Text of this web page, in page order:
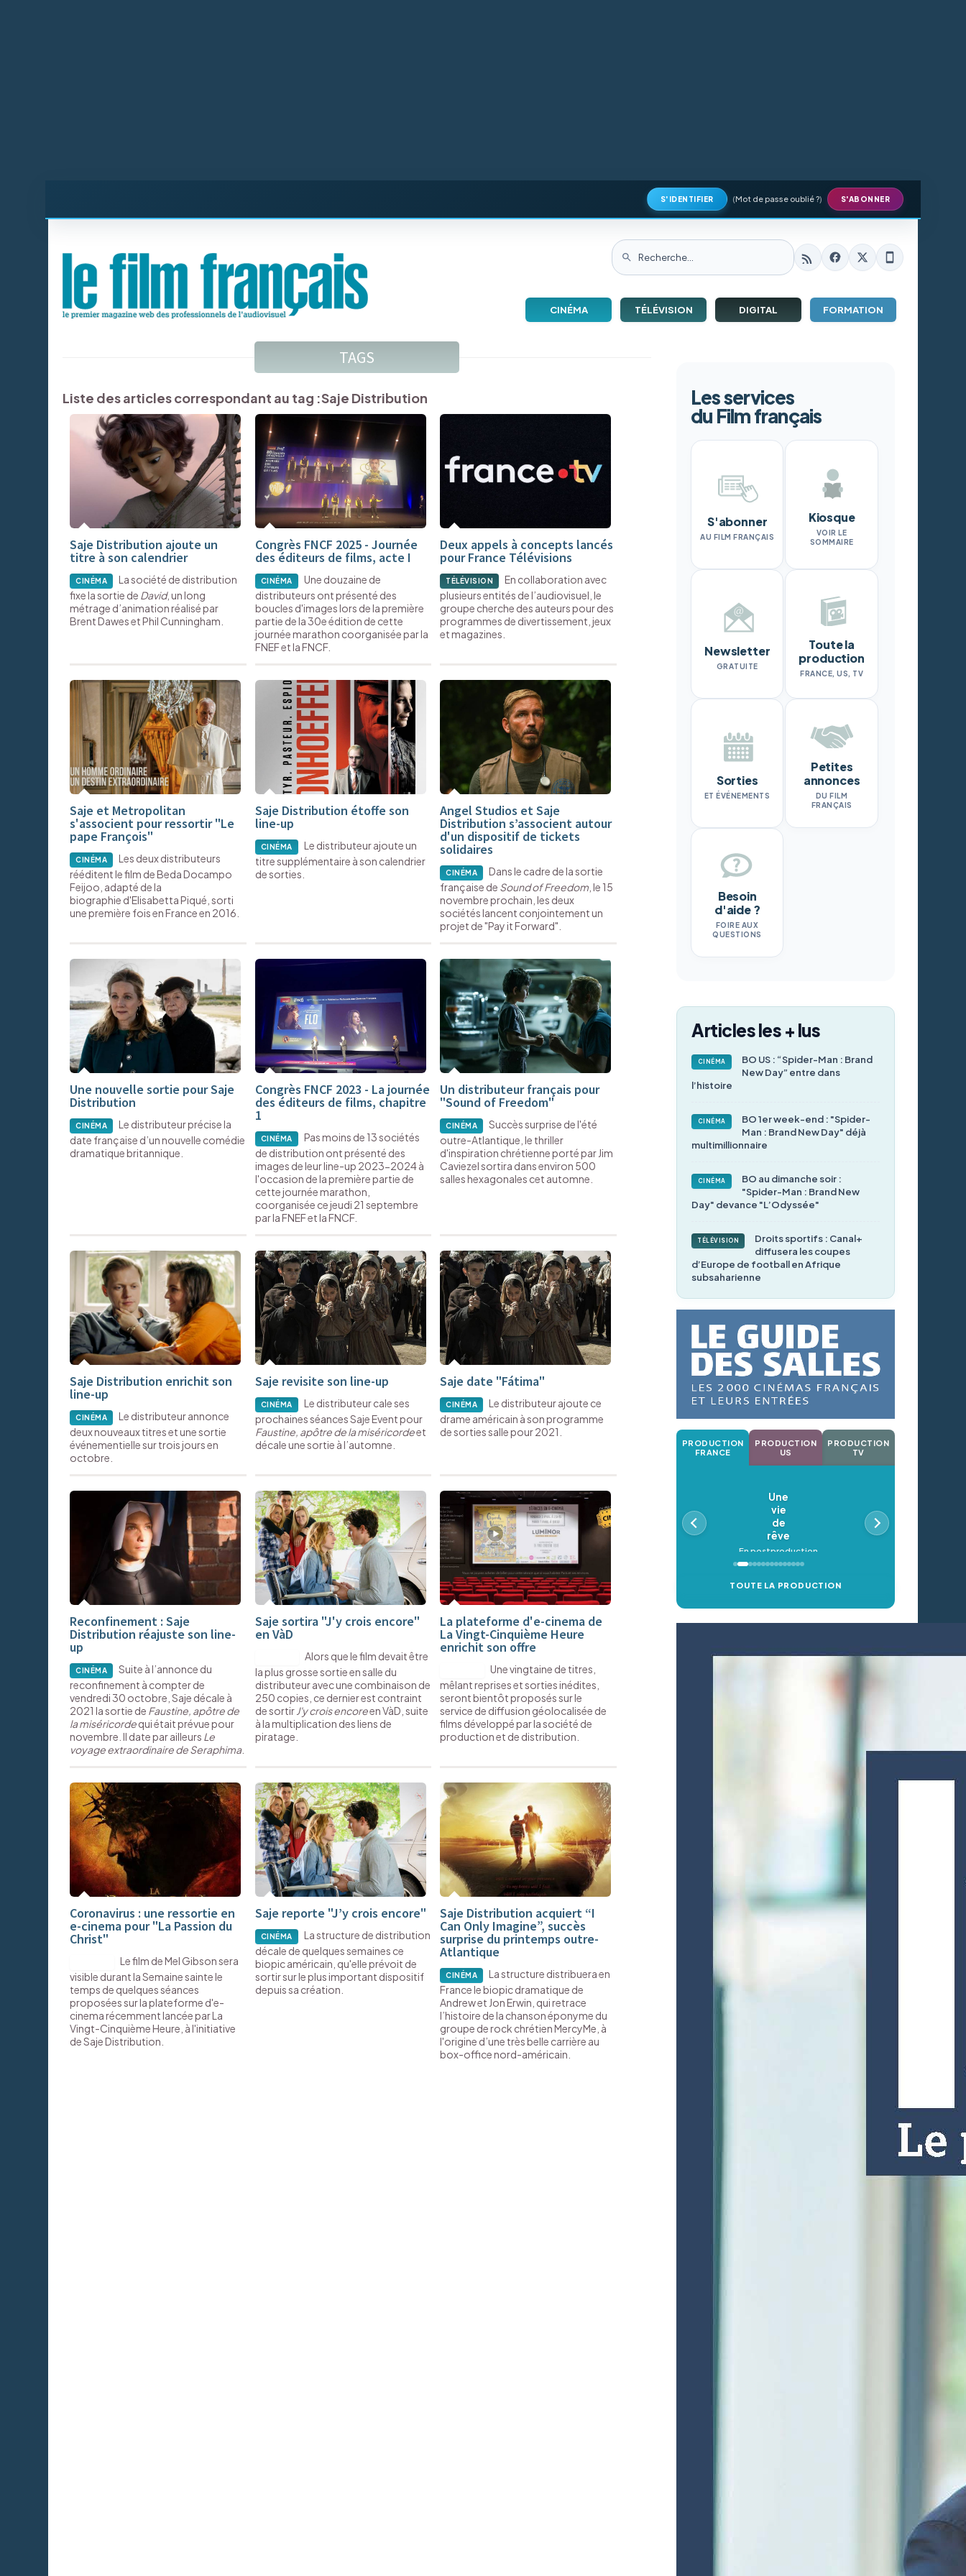
S'IDENTIFIER (Mot de passe oublié ?) S'ABONNER
CINÉMA TÉLÉVISION DIGITAL FORMATION
TAGS
Liste des articles correspondant au tag :Saje Distribution
Saje Distribution ajoute un
titre à son calendrier
CINÉMA
La société de distribution
fixe la sortie de David, un long
métrage d’animation réalisé par
Brent Dawes et Phil Cunningham.
Congrès FNCF 2025 - Journée
des éditeurs de films, acte I
CINÉMA
Une douzaine de
distributeurs ont présenté des
boucles d'images lors de la première
partie de la 30e édition de cette
journée marathon coorganisée par la
FNEF et la FNCF.
Deux appels à concepts lancés
pour France Télévisions
TÉLÉVISION
En collaboration avec
plusieurs entités de l’audiovisuel, le
groupe cherche des auteurs pour des
programmes de divertissement, jeux
et magazines.
Saje et Metropolitan
s'associent pour ressortir "Le
pape François"
CINÉMA
Les deux distributeurs
rééditent le film de Beda Docampo
Feijoo, adapté de la
biographie d'Elisabetta Piqué, sorti
une première fois en France en 2016.
Saje Distribution étoffe son
line-up
CINÉMA
Le distributeur ajoute un
titre supplémentaire à son calendrier
de sorties.
Angel Studios et Saje
Distribution s’associent autour
d'un dispositif de tickets
solidaires
CINÉMA
Dans le cadre de la sortie
française de Sound of Freedom , le 15
novembre prochain, les deux
sociétés lancent conjointement un
projet de "Pay it Forward".
Une nouvelle sortie pour Saje
Distribution
CINÉMA
Le distributeur précise la
date française d’un nouvelle comédie
dramatique britannique.
Congrès FNCF 2023 - La journée
des éditeurs de films, chapitre
1
CINÉMA
Pas moins de 13 sociétés
de distribution ont présenté des
images de leur line-up 2023-2024 à
l'occasion de la première partie de
cette journée marathon,
coorganisée ce jeudi 21 septembre
par la FNEF et la FNCF.
Un distributeur français pour
"Sound of Freedom"
CINÉMA
Succès surprise de l'été
outre-Atlantique, le thriller
d'inspiration chrétienne porté par Jim
Caviezel sortira dans environ 500
salles hexagonales cet automne.
Saje Distribution enrichit son
line-up
CINÉMA
Le distributeur annonce
deux nouveaux titres et une sortie
événementielle sur trois jours en
octobre.
Saje revisite son line-up
CINÉMA
Le distributeur cale ses
prochaines séances Saje Event pour
Faustine, apôtre de la miséricordeet
décale une sortie à l’automne.
Saje date "Fátima"
CINÉMA
Le distributeur ajoute ce
drame américain à son programme
de sorties salle pour 2021.
Reconfinement : Saje
Distribution réajuste son line-
up
CINÉMA
Suite à l’annonce du
reconfinement à compter de
vendredi 30 octobre, Saje décale à
2021 la sortie de Faustine, apôtre de
la miséricordequi était prévue pour
novembre. Il date par ailleurs Le
voyage extraordinaire de Seraphima.
Saje sortira "J'y crois encore"
en VàD
Alors que le film devait être
la plus grosse sortie en salle du
distributeur avec une combinaison de
250 copies, ce dernier est contraint
de sortir J'y crois encoreen VàD, suite
à la multiplication des liens de
piratage.
La plateforme d'e-cinema de
La Vingt-Cinquième Heure
enrichit son offre
Une vingtaine de titres,
mêlant reprises et sorties inédites,
seront bientôt proposés sur le
service de diffusion géolocalisée de
films développé par la société de
production et de distribution.
Coronavirus : une ressortie en
e-cinema pour "La Passion du
Christ"
Le film de Mel Gibson sera
visible durant la Semaine sainte le
temps de quelques séances
proposées sur la plateforme d'e-
cinema récemment lancée par La
Vingt-Cinquième Heure, à l'initiative
de Saje Distribution.
Saje reporte "J’y crois encore"
CINÉMA
La structure de distribution
décale de quelques semaines ce
biopic américain, qu'elle prévoit de
sortir sur le plus important dispositif
depuis sa création.
Saje Distribution acquiert “I
Can Only Imagine”, succès
surprise du printemps outre-
Atlantique
CINÉMA
La structure distribuera en
France le biopic dramatique de
Andrew et Jon Erwin, qui retrace
l’histoire de la chanson éponyme du
groupe de rock chrétien MercyMe, à
l'origine d’une très belle carrière au
box-office nord-américain.
Les services
du Film français
S'abonner
AU FILM FRANÇAIS
Kiosque
VOIR LE
SOMMAIRE
Newsletter
GRATUITE
Toute la
production
FRANCE, US, TV
Sorties
ET ÉVÉNEMENTS
Petites
annonces
DU FILM
FRANÇAIS
Besoin
d'aide ?
FOIRE AUX
QUESTIONS
Articles les + lus
CINÉMA
BO US : “Spider-Man : Brand
New Day” entre dans
l’histoire
CINÉMA
BO 1er week-end : "Spider-
Man : Brand New Day" déjà
multimillionnaire
CINÉMA
BO au dimanche soir :
"Spider-Man : Brand New
Day" devance "L’Odyssée"
TÉLÉVISION
Droits sportifs : Canal+
diffusera les coupes
d’Europe de football en Afrique
subsaharienne
PRODUCTION
FRANCE
PRODUCTION
US
PRODUCTION
TV
Une
vie
de
rêve
En postproduction
TOUTE LA PRODUCTION